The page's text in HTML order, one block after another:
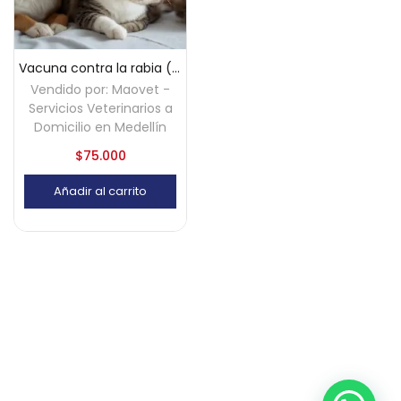
Vacuna contra la rabia (perros y gatos) a domicilio – Medellín
Vendido por: Maovet -
Servicios Veterinarios a
Domicilio en Medellín
$75.000
Añadir al carrito